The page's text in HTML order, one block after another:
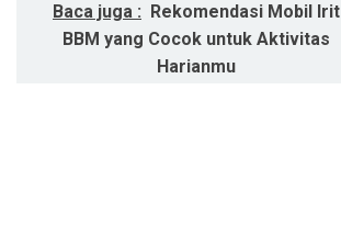
Baca juga :
Rekomendasi Mobil Irit
BBM yang Cocok untuk Aktivitas
Harianmu